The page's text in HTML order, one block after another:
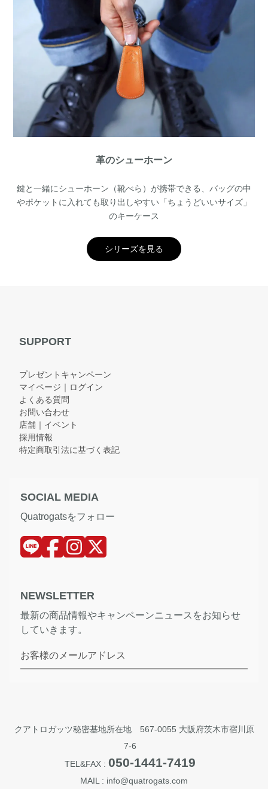
革のシューホーン
鍵と一緒にシューホーン（靴べら）が携帯できる、バッグの中
やポケットに入れても取り出しやすい「ちょうどいいサイズ」
のキーケース
シリーズを見る
SUPPORT
プレゼントキャンペーン
マイページ｜ログイン
よくある質問
お問い合わせ
店舗｜イベント
採用情報
特定商取引法に基づく表記
SOCIAL MEDIA
Quatrogatsをフォロー
NEWSLETTER
最新の商品情報やキャンペーンニュースをお知らせ
していきます。
お客様のメールアドレス
クアトロガッツ秘密基地所在地 567-0055 大阪府茨木市宿川原
7-6
TEL&FAX : 050-1441-7419
MAIL : info@quatrogats.com